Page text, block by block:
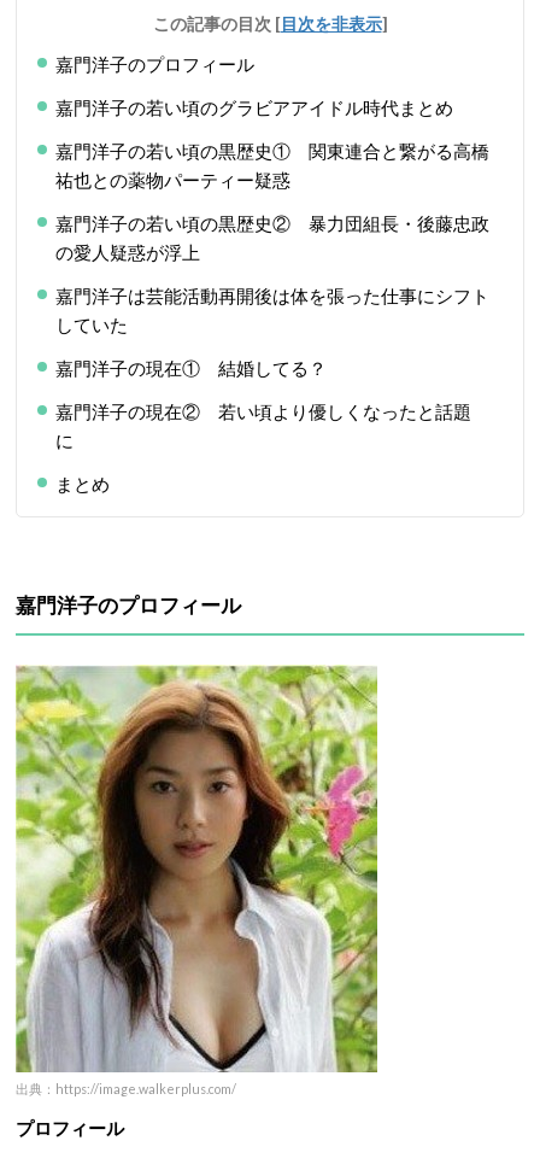
この記事の目次 [目次を非表示]
嘉門洋子のプロフィール
嘉門洋子の若い頃のグラビアアイドル時代まとめ
嘉門洋子の若い頃の黒歴史① 関東連合と繋がる高橋
祐也との薬物パーティー疑惑
嘉門洋子の若い頃の黒歴史② 暴力団組長・後藤忠政
の愛人疑惑が浮上
嘉門洋子は芸能活動再開後は体を張った仕事にシフト
していた
嘉門洋子の現在① 結婚してる？
嘉門洋子の現在② 若い頃より優しくなったと話題
に
まとめ
嘉門洋子のプロフィール
出典：https://image.walkerplus.com/
プロフィール